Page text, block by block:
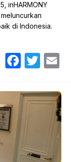
inHARMONY
di Indonesia.